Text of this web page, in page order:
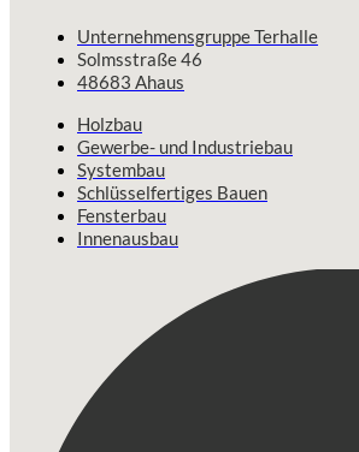
Unternehmensgruppe Terhalle
Solmsstraße 46
48683 Ahaus
Holzbau
Gewerbe- und Industriebau
Systembau
Schlüsselfertiges Bauen
Fensterbau
Innenausbau